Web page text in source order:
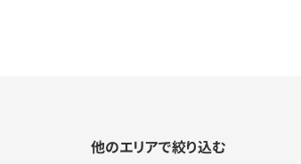
他のエリアで絞り込む